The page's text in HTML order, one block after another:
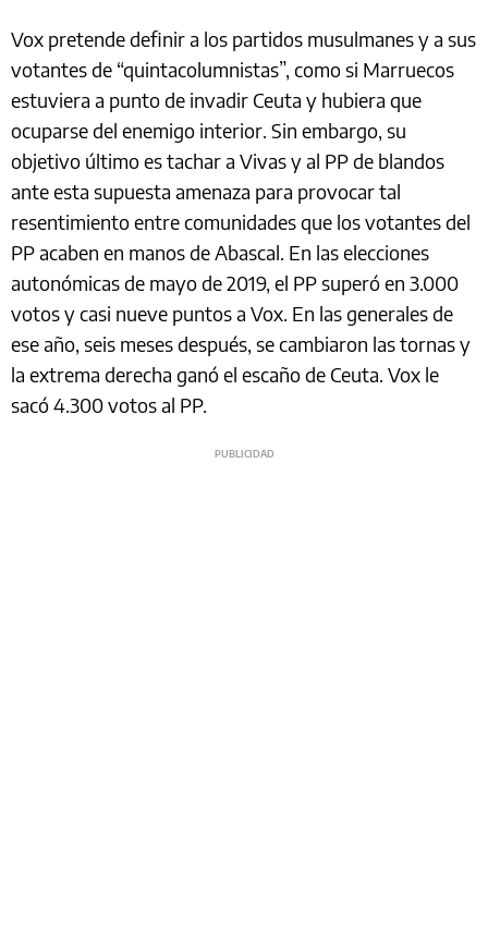
Vox pretende definir a los partidos musulmanes y a sus
votantes de “quintacolumnistas”, como si Marruecos
estuviera a punto de invadir Ceuta y hubiera que
ocuparse del enemigo interior. Sin embargo, su
objetivo último es tachar a Vivas y al PP de blandos
ante esta supuesta amenaza para provocar tal
resentimiento entre comunidades que los votantes del
PP acaben en manos de Abascal. En las elecciones
autonómicas de mayo de 2019, el PP superó en 3.000
votos y casi nueve puntos a Vox. En las generales de
ese año, seis meses después, se cambiaron las tornas y
la extrema derecha ganó el escaño de Ceuta. Vox le
sacó 4.300 votos al PP.